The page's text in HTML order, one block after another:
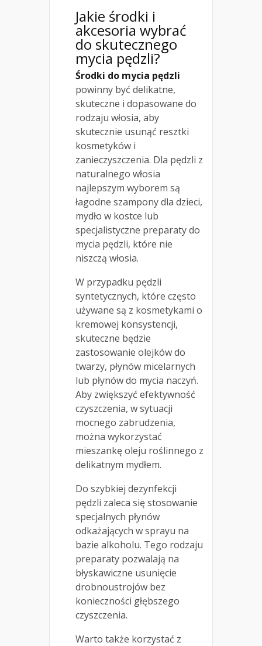
Jakie środki i
akcesoria wybrać
do skutecznego
mycia pędzli?
Środki do mycia pędzli
powinny być delikatne,
skuteczne i dopasowane do
rodzaju włosia, aby
skutecznie usunąć resztki
kosmetyków i
zanieczyszczenia. Dla pędzli z
naturalnego włosia
najlepszym wyborem są
łagodne szampony dla dzieci,
mydło w kostce lub
specjalistyczne preparaty do
mycia pędzli, które nie
niszczą włosia.
W przypadku pędzli
syntetycznych, które często
używane są z kosmetykami o
kremowej konsystencji,
skuteczne będzie
zastosowanie olejków do
twarzy, płynów micelarnych
lub płynów do mycia naczyń.
Aby zwiększyć efektywność
czyszczenia, w sytuacji
mocnego zabrudzenia,
można wykorzystać
mieszankę oleju roślinnego z
delikatnym mydłem.
Do szybkiej dezynfekcji
pędzli zaleca się stosowanie
specjalnych płynów
odkażających w sprayu na
bazie alkoholu. Tego rodzaju
preparaty pozwalają na
błyskawiczne usunięcie
drobnoustrojów bez
konieczności głębszego
czyszczenia.
Warto także korzystać z